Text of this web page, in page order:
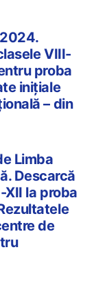
VIII-
proba
inițiale
– din
Limba
Descarcă
la proba
de